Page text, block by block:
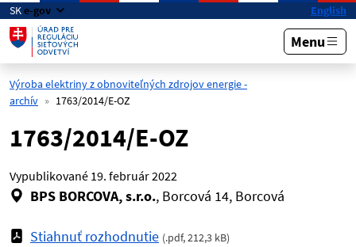
Preskočiť na hlavný obsah
SKe-gov English
Menu
Výroba elektriny z obnoviteľných zdrojov energie -
archív
1763/2014/E-OZ
1763/2014/E-OZ
Vypublikované 19. február 2022
BPS BORCOVA, s.r.o., Borcová 14, Borcová
Stiahnuť rozhodnutie (.pdf,212,3 kB)